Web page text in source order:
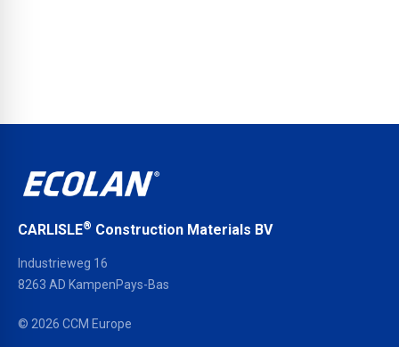
CARLISLE® Construction Materials BV
Industrieweg 16
8263 AD KampenPays-Bas
© 2026 CCM Europe